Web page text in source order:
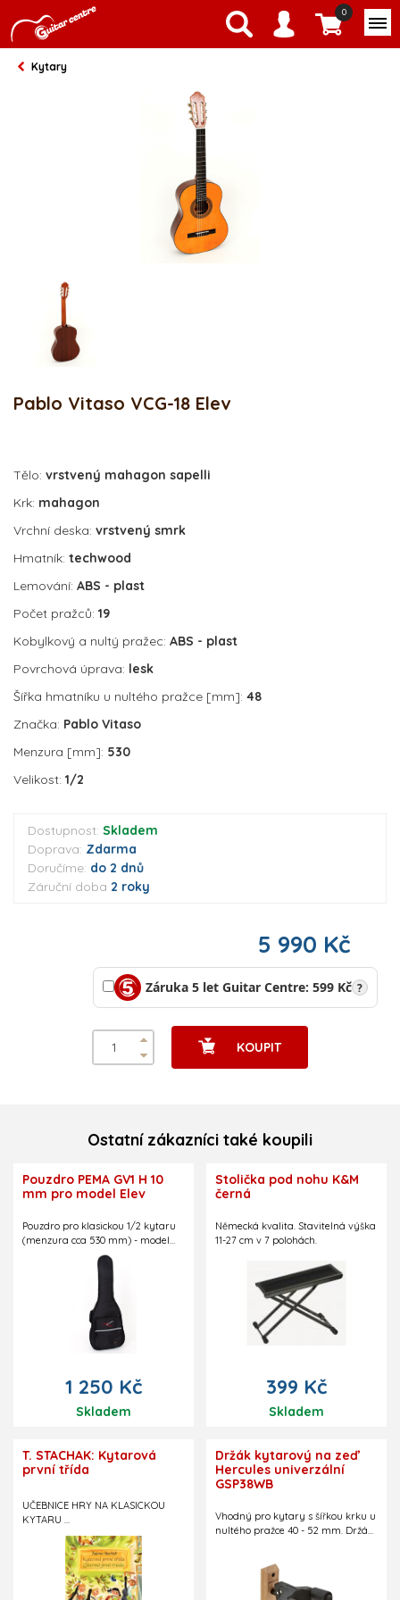
0
Kytary
Pablo Vitaso VCG-18 Elev
Tělo: vrstvený mahagon sapelli
Krk: mahagon
Vrchní deska: vrstvený smrk
Hmatník: techwood
Lemování: ABS - plast
Počet pražců: 19
Kobylkový a nultý pražec: ABS - plast
Povrchová úprava: lesk
Šířka hmatníku u nultého pražce [mm]: 48
Značka: Pablo Vitaso
Menzura [mm]: 530
Velikost: 1/2
Dostupnost: Skladem
Doprava: Zdarma
Doručíme: do 2 dnů
Záruční doba 2 roky
5 990 Kč
Záruka 5 let Guitar Centre: 599 Kč ?
KOUPIT
Ostatní zákazníci také koupili
Pouzdro PEMA GV1 H 10
mm pro model Elev
Pouzdro pro klasickou 1/2 kytaru
(menzura cca 530 mm) - model
Elev. Dva dobře polstrované
stavitelné popruhy na záda.
Reflexní pruhy. Černé, s logem
Guitar Centre. Kapsička na notový
materiál. Polstrování 10 mm.
Slovenská výroba.
1 250 Kč
Skladem
Stolička pod nohu K&M
černá
Německá kvalita. Stavitelná výška
11-27 cm v 7 polohách.
399 Kč
Skladem
T. STACHAK: Kytarová
první třída
UČEBNICE HRY NA KLASICKOU
KYTARU
ČESKO-SLOVENSKÉ VYDÁNÍ
- jedna z nejprodávanějších
učebnic hry na klasickou kytaru
na evropském trhu
- moderně zpracovaná a bohatě
Držák kytarový na zeď
Hercules univerzální
GSP38WB
Vhodný pro kytary s šířkou krku u
nultého pražce 40 - 52 mm. Držák
Součástí balení jsou odnímatelné
gumové polštářky, které